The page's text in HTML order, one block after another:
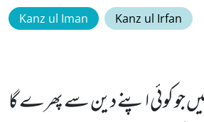
Kanz ul Iman Kanz ul Irfan
جو کوئی اپنے دین سے پھرے گا